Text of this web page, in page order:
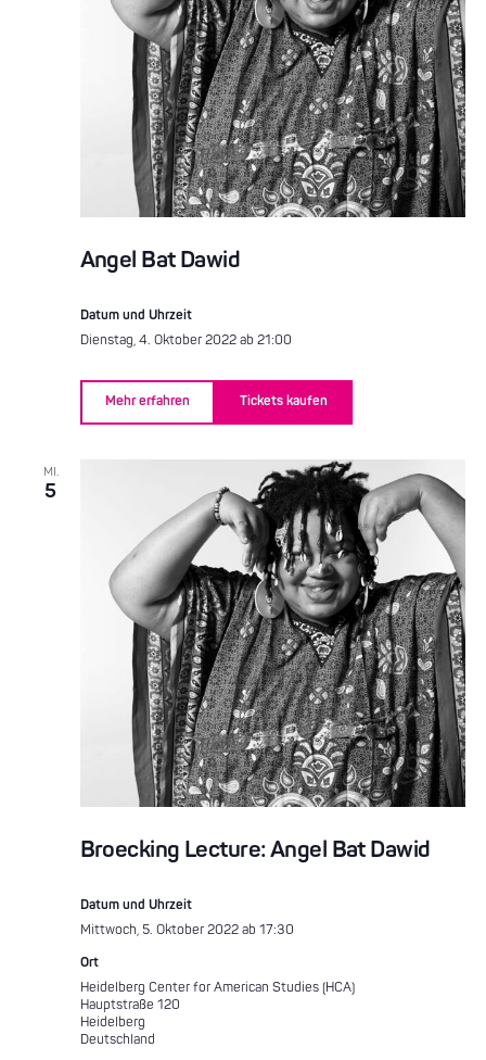
Angel Bat Dawid
Datum und Uhrzeit
Dienstag, 4. Oktober 2022 ab 21:00
Mehr erfahren Tickets kaufen
MI.
5
Broecking Lecture: Angel Bat Dawid
Datum und Uhrzeit
Mittwoch, 5. Oktober 2022 ab 17:30
Ort
Heidelberg Center for American Studies (HCA)
Hauptstraße 120
Heidelberg
Deutschland